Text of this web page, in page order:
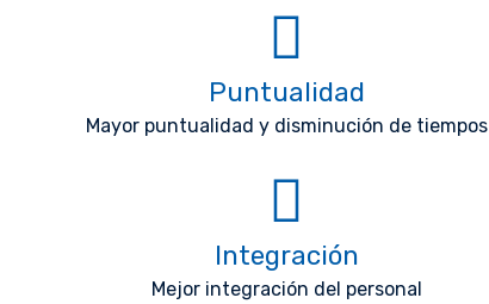
Puntualidad
Mayor puntualidad y disminución de tiempos
Integración
Mejor integración del personal